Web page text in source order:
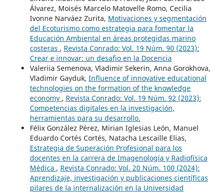
Álvarez, Moisés Marcelo Matovelle Romo, Cecilia
Ivonne Narváez Zurita, Motivaciones y segmentación
del Ecoturismo como estrategia para fomentar la
Educación Ambiental en áreas protegidas marino
costeras , Revista Conrado: Vol. 19 Núm. 90 (2023):
Crear e innovar: un desafio en la Docencia
Valeriia Semenova, Vladimir Sekerin, Anna Gorokhova,
Vladimir Gayduk, Influence of innovative educational
technologies on the formation of the knowledge
economy , Revista Conrado: Vol. 19 Núm. 92 (2023):
Competencias digitales en la investigación,
herramientas para su desarrollo.
Félix González Pérez, Mirian Iglesias León, Manuel
Eduardo Cortés Cortés, Natacha Lescaille Elias,
Estrategia de Superación Profesional para los
docentes en la carrera de Imagenología y Radiofísica
Médica , Revista Conrado: Vol. 20 Núm. 100 (2024):
Aprendizaje, investigación y publicaciones científicas
pilares de la internalización en la Universidad